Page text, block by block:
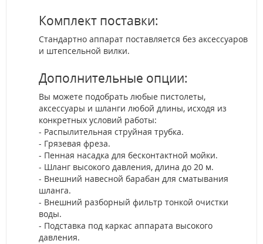
Комплект поставки:
Стандартно аппарат поставляется без аксессуаров
и штепсельной вилки.
Дополнительные опции:
Вы можете подобрать любые пистолеты,
аксессуары и шланги любой длины, исходя из
конкретных условий работы:
- Распылительная струйная трубка.
- Грязевая фреза.
- Пенная насадка для бесконтактной мойки.
- Шланг высокого давления, длина до 20 м.
- Внешний навесной барабан для сматывания
шланга.
- Внешний разборный фильтр тонкой очистки
воды.
- Подставка под каркас аппарата высокого
давления.